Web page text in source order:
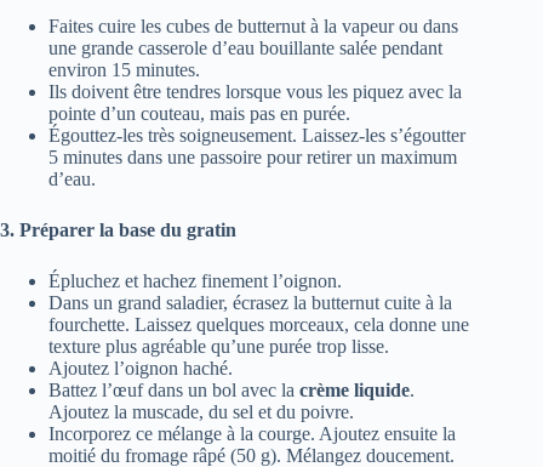
Faites cuire les cubes de butternut à la vapeur ou dans
une grande casserole d’eau bouillante salée pendant
environ 15 minutes.
Ils doivent être tendres lorsque vous les piquez avec la
pointe d’un couteau, mais pas en purée.
Égouttez-les très soigneusement. Laissez-les s’égoutter
5 minutes dans une passoire pour retirer un maximum
d’eau.
3. Préparer la base du gratin
Épluchez et hachez finement l’oignon.
Dans un grand saladier, écrasez la butternut cuite à la
fourchette. Laissez quelques morceaux, cela donne une
texture plus agréable qu’une purée trop lisse.
Ajoutez l’oignon haché.
Battez l’œuf dans un bol avec la crème liquide.
Ajoutez la muscade, du sel et du poivre.
Incorporez ce mélange à la courge. Ajoutez ensuite la
moitié du fromage râpé (50 g). Mélangez doucement.